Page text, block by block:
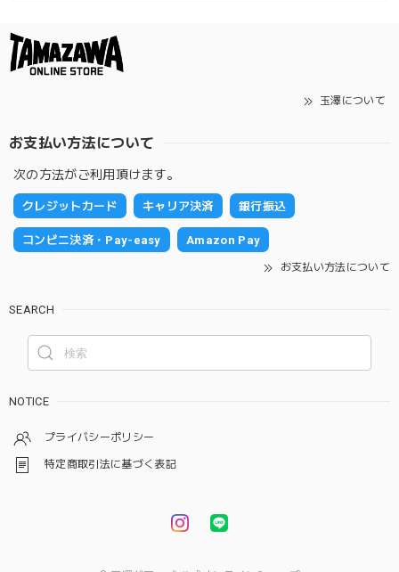
玉澤について
お支払い方法について
次の方法がご利用頂けます。
クレジットカード キャリア決済 銀行振込
コンビニ決済・Pay-easy Amazon Pay
お支払い方法について
SEARCH
NOTICE
プライバシーポリシー
特定商取引法に基づく表記